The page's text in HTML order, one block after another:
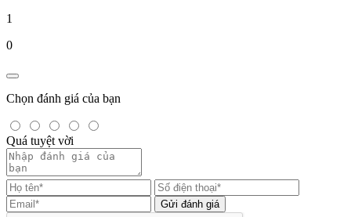
1
0
Chọn đánh giá của bạn
Quá tuyệt vời
Gửi đánh giá